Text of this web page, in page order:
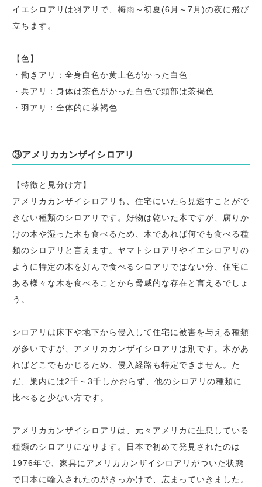
イエシロアリは羽アリで、梅雨～初夏(6月～7月)の夜に飛び
立ちます。
【色】
・働きアリ：全身白色か黄土色がかった白色
・兵アリ：身体は茶色がかった白色で頭部は茶褐色
・羽アリ：全体的に茶褐色
③アメリカカンザイシロアリ
【特徴と見分け方】
アメリカカンザイシロアリも、住宅にいたら見逃すことがで
きない種類のシロアリです。好物は乾いた木ですが、腐りか
けの木や湿った木も食べるため、木であれば何でも食べる種
類のシロアリと言えます。ヤマトシロアリやイエシロアリの
ように特定の木を好んで食べるシロアリではない分、住宅に
ある様々な木を食べることから脅威的な存在と言えるでしょ
う。
シロアリは床下や地下から侵入して住宅に被害を与える種類
が多いですが、アメリカカンザイシロアリは別です。木があ
ればどこでもかじるため、侵入経路も特定できません。た
だ、巣内には2千～3千しかおらず、他のシロアリの種類に
比べると少ない方です。
アメリカカンザイシロアリは、元々アメリカに生息している
種類のシロアリになります。日本で初めて発見されたのは
1976年で、家具にアメリカカンザイシロアリがついた状態
で日本に輸入されたのがきっかけで、広まっていきました。